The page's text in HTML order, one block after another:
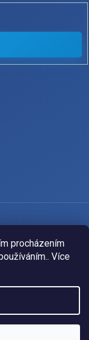
procházením
Více
vyhradené.